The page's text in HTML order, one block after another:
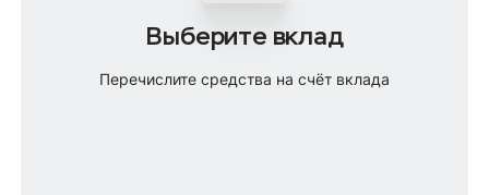
Выберите вклад
Перечислите средства на счёт вклада